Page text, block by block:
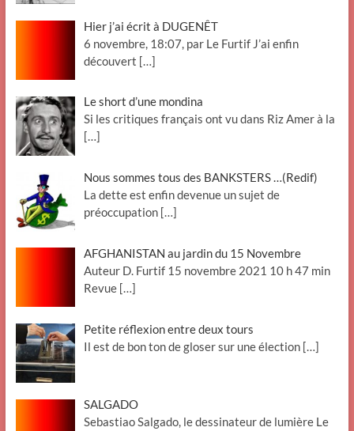
Hier j’ai écrit à DUGENÊT
6 novembre, 18:07, par Le Furtif J’ai enfin
découvert […]
Le short d’une mondina
Si les critiques français ont vu dans Riz Amer à la
[…]
Nous sommes tous des BANKSTERS …(Redif)
La dette est enfin devenue un sujet de
préoccupation […]
AFGHANISTAN au jardin du 15 Novembre
Auteur D. Furtif 15 novembre 2021 10 h 47 min
Revue […]
Petite réflexion entre deux tours
Il est de bon ton de gloser sur une élection […]
SALGADO
Sebastiao Salgado, le dessinateur de lumière Le